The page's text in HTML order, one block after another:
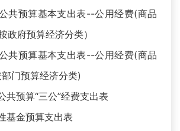
预算基本支出表--公用经费(商品
政府预算经济分类）
预算基本支出表--公用经费(商品
门预算经济分类)
预算“三公”经费支出表
金预算支出表